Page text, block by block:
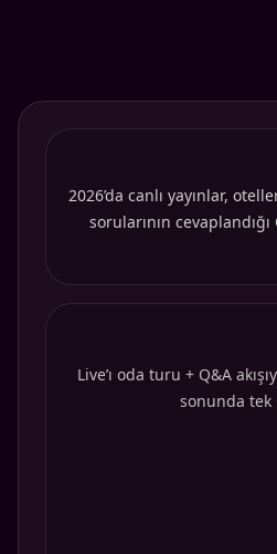
2026’da canlı yayınlar,
sorularının
Live’ı oda turu + Q&A
sonunda tek